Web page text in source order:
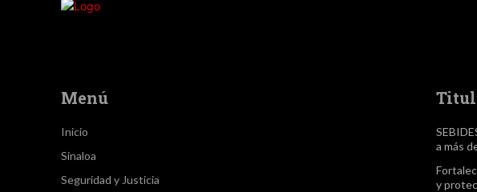
Menú
Inicio
Sinaloa
Seguridad y Justicia
a más
y